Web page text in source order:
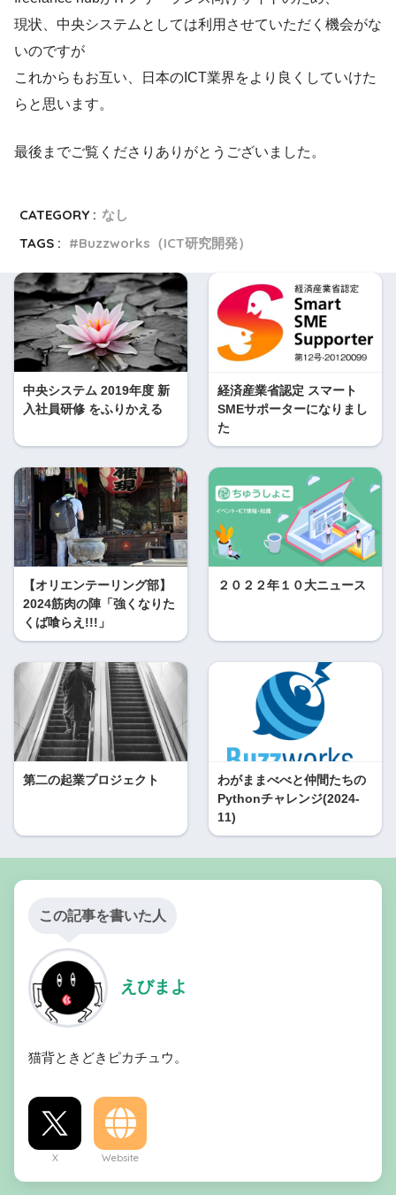
現状、中央システムとしては利用させていただく機会がな
いのですが
これからもお互い、日本のICT業界をより良くしていけた
らと思います。
最後までご覧くださりありがとうございました。
CATEGORY : なし
TAGS :
Buzzworks（ICT研究開発）
中央システム 2019年度 新
入社員研修 をふりかえる
経済産業省認定 スマート
SMEサポーターになりまし
た
【オリエンテーリング部】
2024筋肉の陣「強くなりた
くば喰らえ!!!」
２０２２年１０大ニュース
第二の起業プロジェクト
わがままべべと仲間たちの
Pythonチャレンジ(2024-
11)
この記事を書いた人
えびまよ
猫背ときどきピカチュウ。
X Website